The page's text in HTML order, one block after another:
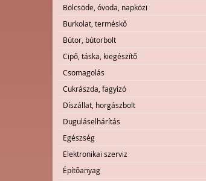
Bölcsöde, óvoda, napközi
Burkolat, terméskő
Bútor, bútorbolt
Cipő, táska, kiegészítő
Csomagolás
Cukrászda, fagyizó
Díszállat, horgászbolt
Duguláselhárítás
Egészség
Elektronikai szerviz
Építőanyag